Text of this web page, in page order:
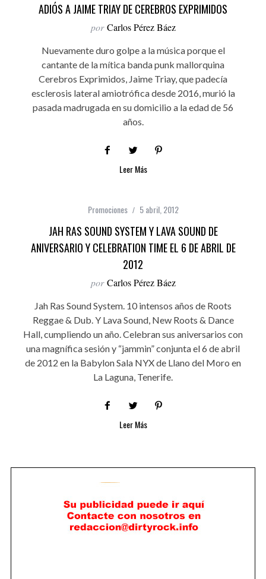
ADIÓS A JAIME TRIAY DE CEREBROS EXPRIMIDOS
por Carlos Pérez Báez
Nuevamente duro golpe a la música porque el
cantante de la mítica banda punk mallorquina
Cerebros Exprimidos, Jaime Triay, que padecía
esclerosis lateral amiotrófica desde 2016, murió la
pasada madrugada en su domicilio a la edad de 56
años.
Leer Más
Promociones 5 abril, 2012
JAH RAS SOUND SYSTEM Y LAVA SOUND DE
ANIVERSARIO Y CELEBRATION TIME EL 6 DE ABRIL DE
2012
por Carlos Pérez Báez
Jah Ras Sound System. 10 intensos años de Roots
Reggae & Dub. Y Lava Sound, New Roots & Dance
Hall, cumpliendo un año. Celebran sus aniversarios con
una magnífica sesión y “jammin” conjunta el 6 de abril
de 2012 en la Babylon Sala NYX de Llano del Moro en
La Laguna, Tenerife.
Leer Más